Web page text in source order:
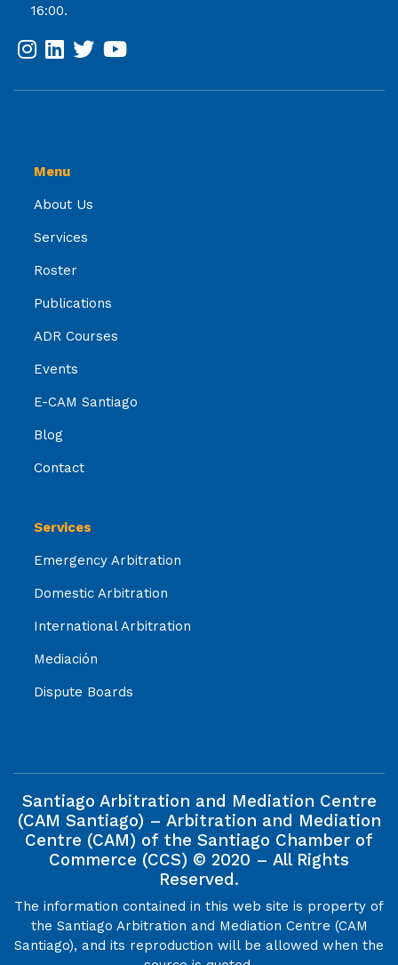
16:00.
Menu
About Us
Services
Roster
Publications
ADR Courses
Events
E-CAM Santiago
Blog
Contact
Services
Emergency Arbitration
Domestic Arbitration
International Arbitration
Mediación
Dispute Boards
Santiago Arbitration and Mediation Centre
(CAM Santiago) – Arbitration and Mediation
Centre (CAM) of the Santiago Chamber of
Commerce (CCS) © 2020 – All Rights
Reserved.
The information contained in this web site is property of
the Santiago Arbitration and Mediation Centre (CAM
Santiago), and its reproduction will be allowed when the